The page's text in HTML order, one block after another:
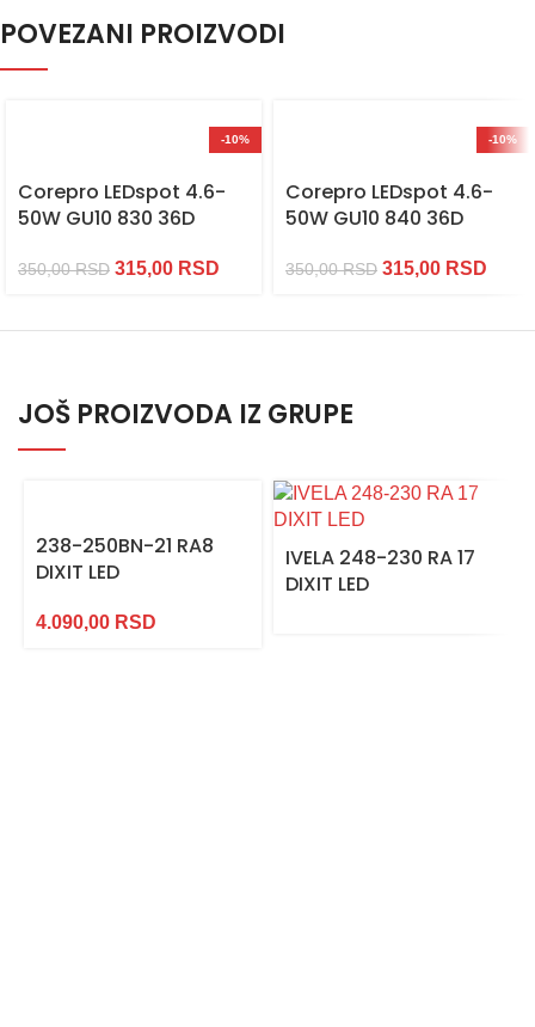
POVEZANI PROIZVODI
-10%
Corepro LEDspot 4.6-
50W GU10 830 36D
350,00RSD 315,00 RSD
-10%
Corepro LEDspot 4.6-
50W GU10 840 36D
350,00RSD 315,00 RSD
JOŠ PROIZVODA IZ GRUPE
238-250BN-21 RA8
DIXIT LED
4.090,00 RSD
IVELA 248-230 RA 17
DIXIT LED